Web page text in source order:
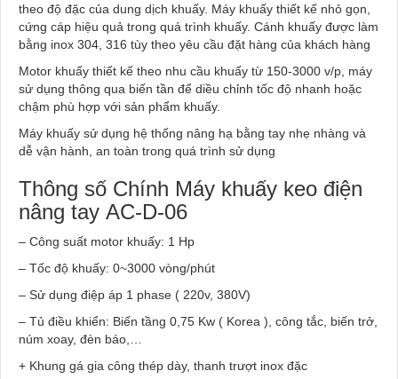
theo độ đặc của dung dịch khuấy. Máy khuấy thiết kế nhỏ gọn,
cứng cáp hiệu quả trong quá trình khuấy. Cánh khuấy được làm
bằng inox 304, 316 tùy theo yêu cầu đặt hàng của khách hàng
Motor khuấy thiết kế theo nhu cầu khuấy từ 150-3000 v/p, máy
sử dụng thông qua biến tần để diều chỉnh tốc độ nhanh hoặc
chậm phù hợp với sản phẩm khuấy.
Máy khuấy sử dụng hệ thống nâng hạ bằng tay nhẹ nhàng và
dễ vận hành, an toàn trong quá trình sử dụng
Thông số Chính Máy khuấy keo điện
nâng tay AC-D-06
– Công suất motor khuấy: 1 Hp
– Tốc độ khuấy: 0~3000 vòng/phút
– Sử dụng điệp áp 1 phase ( 220v, 380V)
– Tủ điều khiển: Biến tầng 0,75 Kw ( Korea ), công tắc, biến trở,
núm xoay, đèn báo,…
+ Khung gá gia công thép dày, thanh trượt inox đặc